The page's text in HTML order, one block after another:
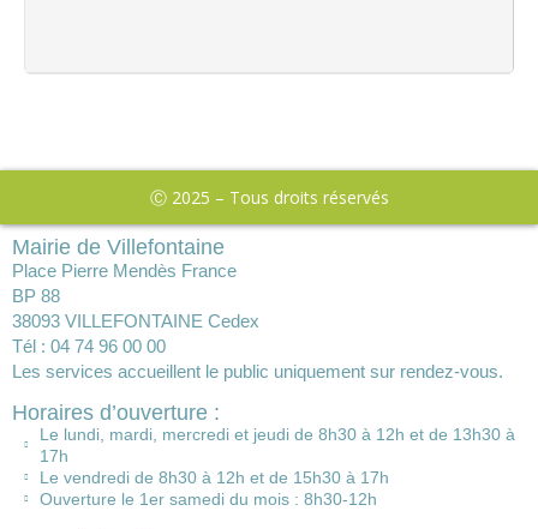
Ⓒ 2025 – Tous droits réservés
Mairie de Villefontaine
Place Pierre Mendès France
BP 88
38093 VILLEFONTAINE Cedex
Tél : 04 74 96 00 00
Les services accueillent le public uniquement sur rendez-vous.
Horaires d’ouverture :
Le lundi, mardi, mercredi et jeudi de 8h30 à 12h et de 13h30 à
17h
Le vendredi de 8h30 à 12h et de 15h30 à 17h
Ouverture le 1er samedi du mois : 8h30-12h